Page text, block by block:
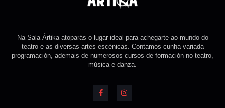
Na Sala Ártika atoparás o lugar ideal para achegarte ao mundo do
teatro e as diversas artes escénicas. Contamos cunha variada
programación, ademais de numerosos cursos de formación no teatro,
música e danza.